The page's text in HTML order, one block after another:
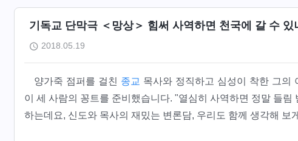
기독교 단막극 ＜망상＞ 힘써 사역하면 천국에 갈 수
2018.05.19
양가죽 점퍼를 걸친 종교 목사와 정직하고 심성이 착한 그의
이 세 사람의 꽁트를 준비했습니다. "열심히 사역하면 정말 들림
하는데요, 신도와 목사의 재밌는 변론담, 우리도 함께 생각해 보